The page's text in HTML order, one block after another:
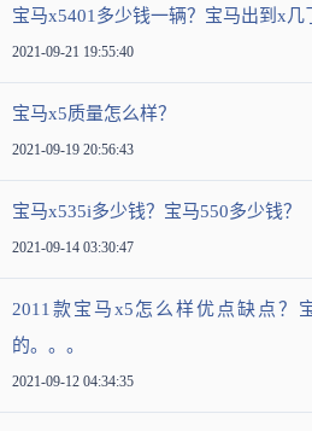
宝马x5401多少钱一辆？宝马出到x几
2021-09-21 19:55:40
宝马x5质量怎么样？
2021-09-19 20:56:43
宝马x535i多少钱？宝马550多少钱？
2021-09-14 03:30:47
2011款宝马x5怎么样优点缺点？
的。。。
2021-09-12 04:34:35